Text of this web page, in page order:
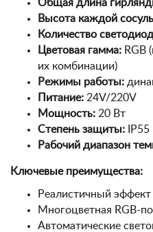
Общая длина
Высота каждой
Количество
Цветовая гамма: RGB
их комбинации)
Режимы работы:
Питание: 24V/220V
Мощность: 20 Вт
Степень защиты: IP55
Рабочий диапазон
Ключевые преимущества:
Реалистичный
Многоцветная RGB-
Автоматические